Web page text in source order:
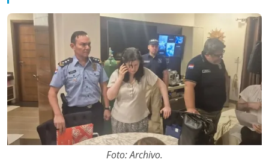
Foto: Archivo.